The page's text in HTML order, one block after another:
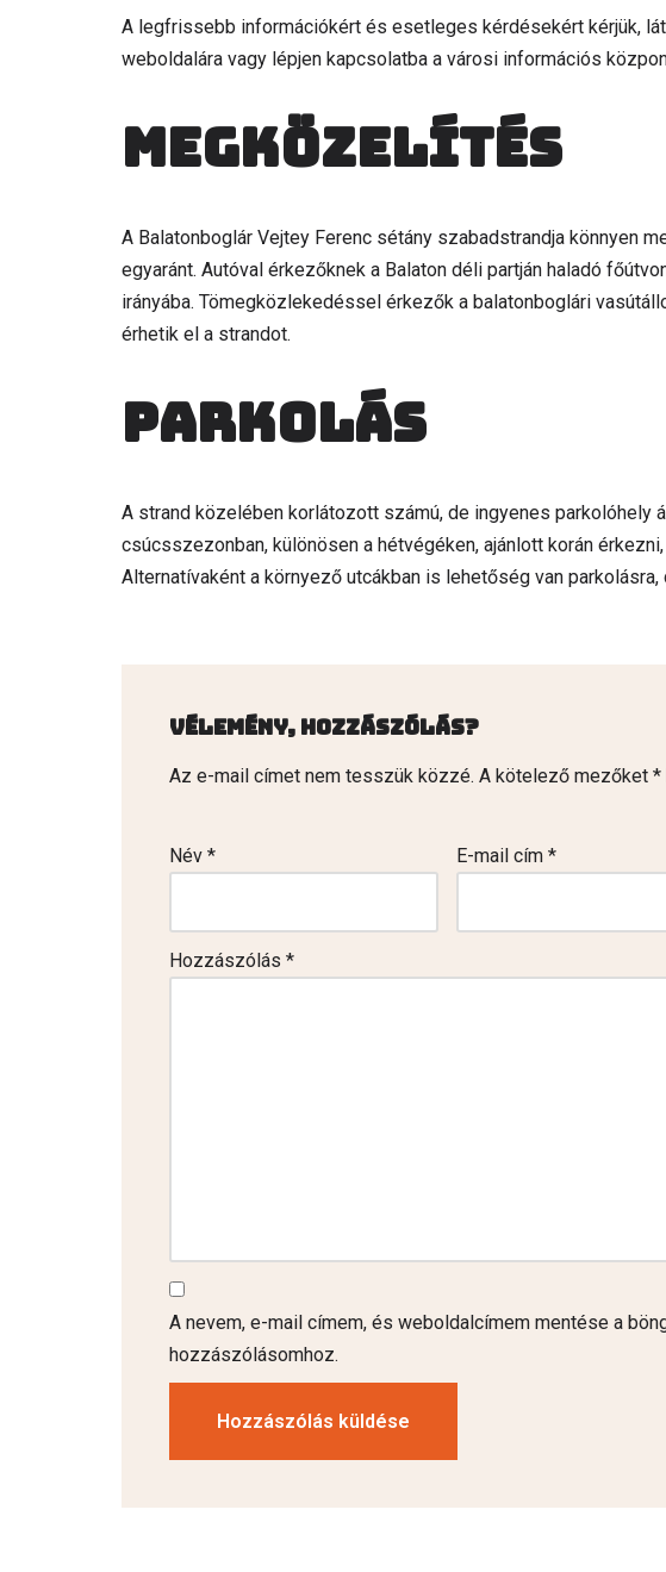
A legfrissebb információkért és esetleges kérdésekért kérjük,
weboldalára vagy lépjen kapcsolatba a városi információs
Megközelítés
A Balatonboglár Vejtey Ferenc sétány szabadstrandja könnyen
egyaránt. Autóval érkezőknek a Balaton déli partján haladó
irányába. Tömegközlekedéssel érkezők a balatonboglári
érhetik el a strandot.
Parkolás
A strand közelében korlátozott számú, de ingyenes parkolóhely
csúcsszezonban, különösen a hétvégéken, ajánlott korán
Alternatívaként a környező utcákban is lehetőség van
Vélemény, hozzászólás?
Az e-mail címet nem tesszük közzé. A kötelező mezőket *
Név * E-mail cím*
Hozzászólás *
A nevem, e-mail címem, és weboldalcímem mentése a
hozzászólásomhoz.